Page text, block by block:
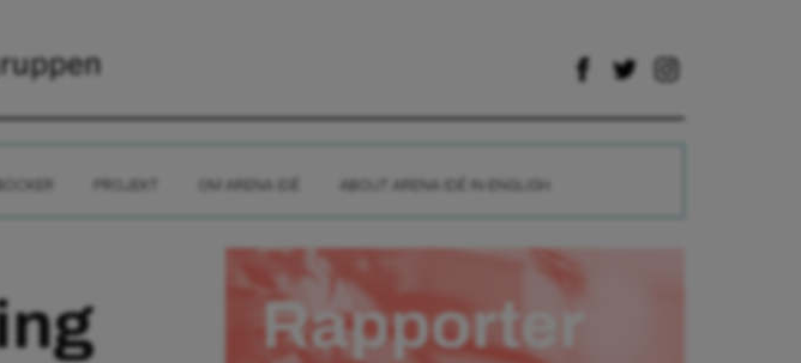
BÖCKER PROJEKT OM ARENA IDÉ ABOUT ARENA IDÉ IN ENGLISH
Rapporter